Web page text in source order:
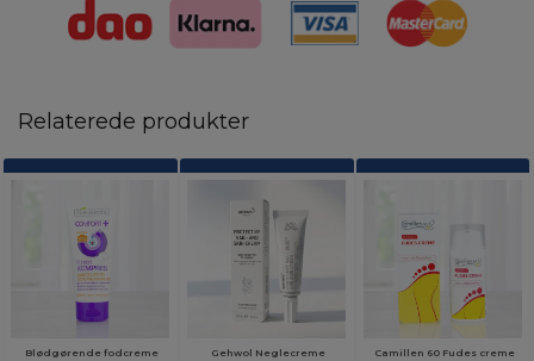
Relaterede produkter
Blødgørende fodcreme Gehwol Neglecreme Camillen 60 Fudes creme